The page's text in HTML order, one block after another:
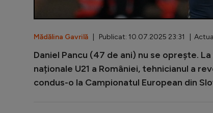
Mădălina Gavrilă | Publicat: 10.07.2025 23:31 |
Daniel Pancu (47 de ani) nu se oprește.
naționale U21 a României, tehnicianul a
condus-o la Campionatul European din